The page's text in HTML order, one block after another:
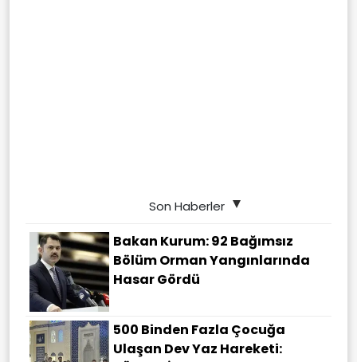
Son Haberler
Bakan Kurum: 92 Bağımsız
Bölüm Orman Yangınlarında
Hasar Gördü
500 Binden Fazla Çocuğa
Ulaşan Dev Yaz Hareketi: